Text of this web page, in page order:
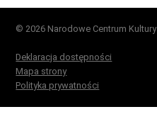
© 2026 Narodowe Centrum Kultury
Deklaracja dostępności
Mapa strony
Polityka prywatności